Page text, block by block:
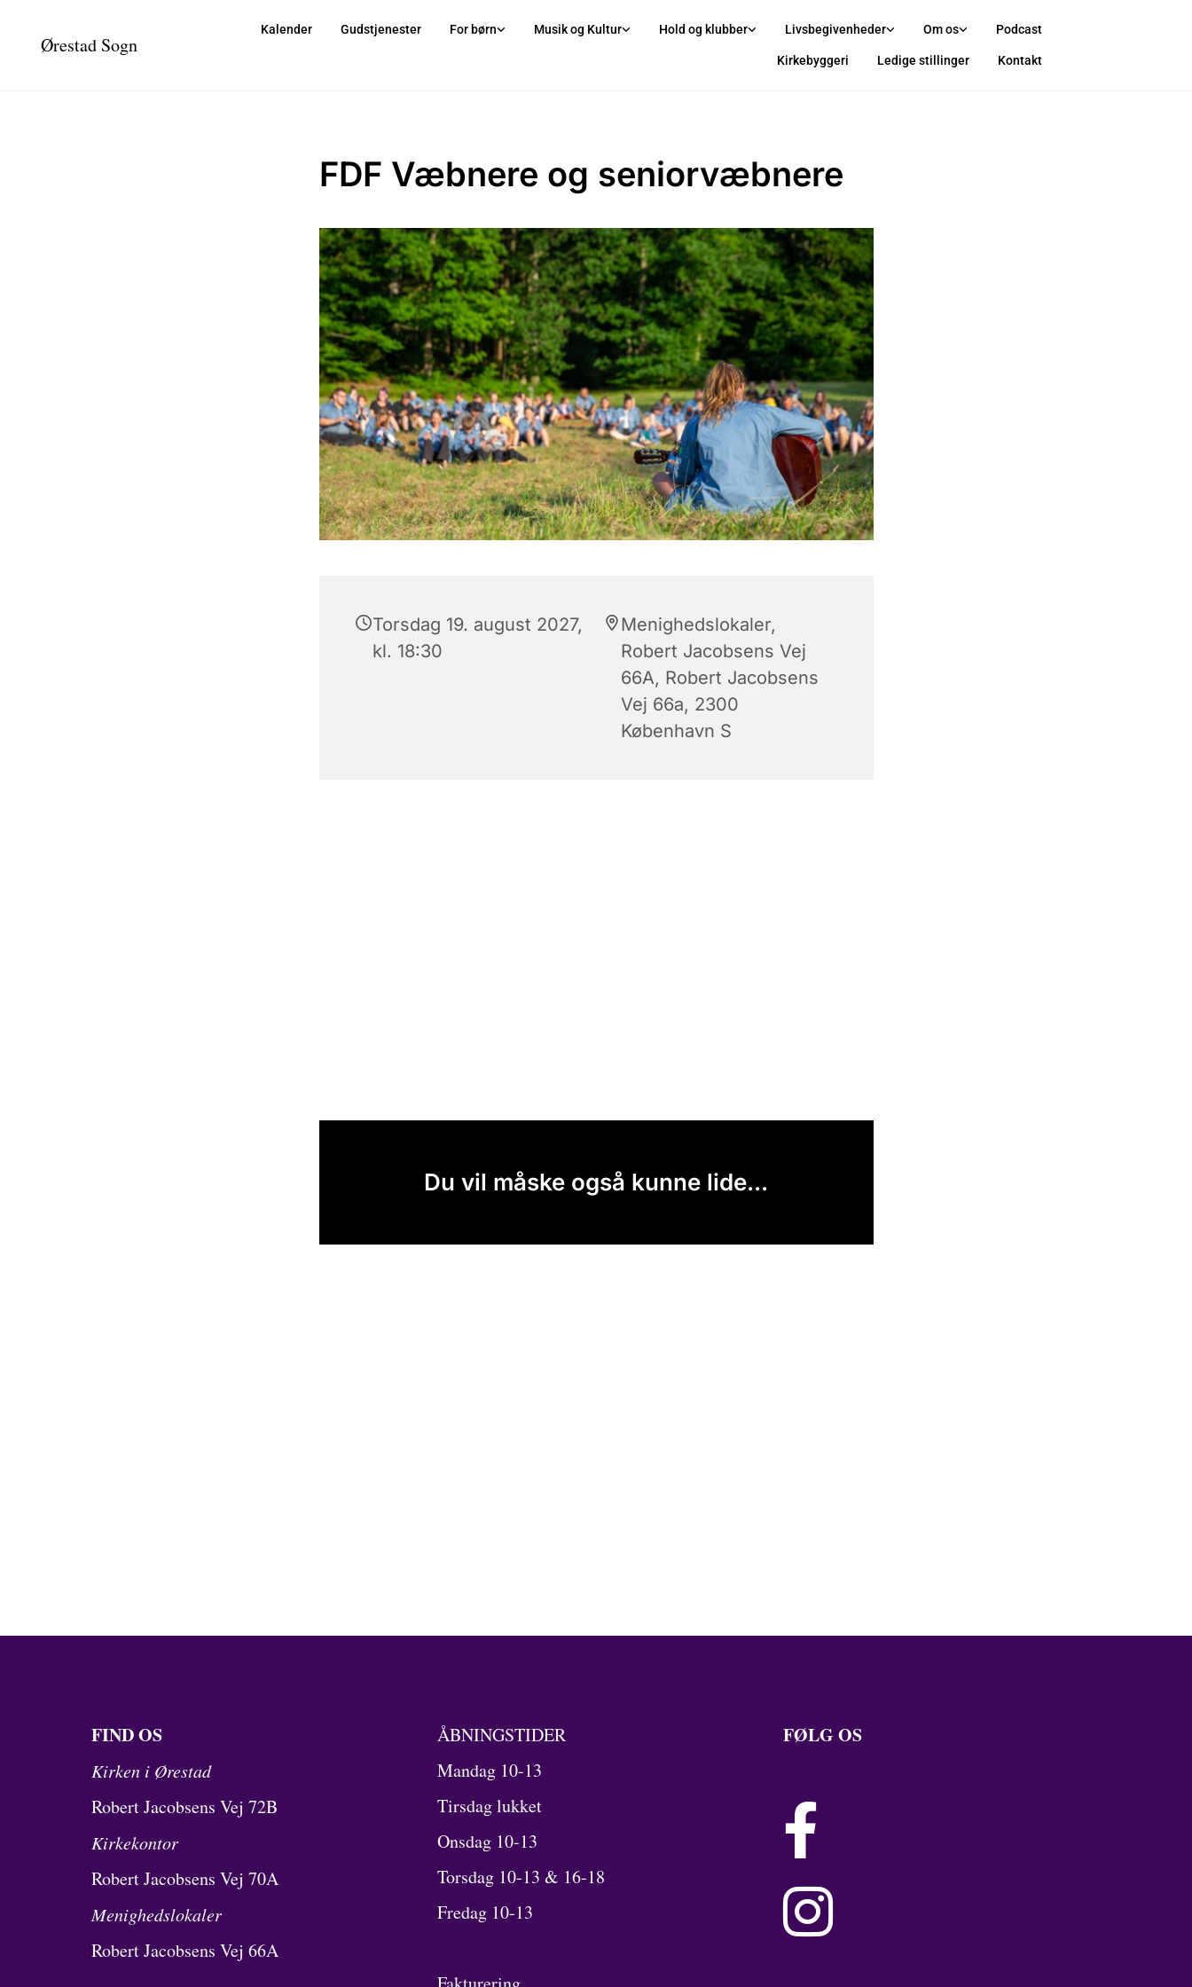
Ørestad Sogn
Kalender Gudstjenester For børn Musik og Kultur Hold og klubber Livsbegivenheder Om os Podcast
Kirkebyggeri Ledige stillinger Kontakt
FDF Væbnere og seniorvæbnere
Torsdag 19. august 2027,
kl. 18:30
Menighedslokaler,
Robert Jacobsens Vej
66A, Robert Jacobsens
Vej 66a, 2300
København S
Du vil måske også kunne lide...
FIND OS
Kirken i Ørestad
Robert Jacobsens Vej 72B
Kirkekontor
Robert Jacobsens Vej 70A
Menighedslokaler
Robert Jacobsens Vej 66A
ÅBNINGSTIDER
Mandag 10-13
Tirsdag lukket
Onsdag 10-13
Torsdag 10-13 & 16-18
Fredag 10-13
FØLG OS

